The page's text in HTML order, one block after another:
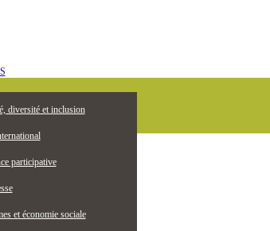
c’est quoi?
collectif jeunesse
diversité et inclusion
participative
et économie sociale
D’EMPLOI